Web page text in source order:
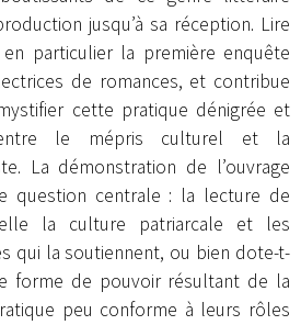
jusqu’à sa réception. Lire
particulier la première enquête
de romances, et contribue
cette pratique dénigrée et
le mépris culturel et la
La démonstration de l’ouvrage
question centrale : la lecture de
elle la culture patriarcale et les
qui la soutiennent, ou bien dote-t-
forme de pouvoir résultant de la
peu conforme à leurs rôles